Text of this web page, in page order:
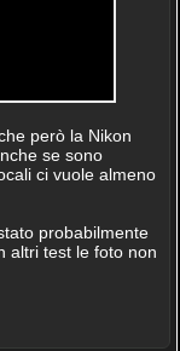
però la Nikon
se sono
ci vuole almeno
probabilmente
altri test le foto non